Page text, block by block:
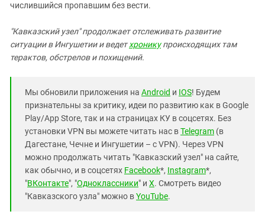
числившийся пропавшим без вести.
"Кавказский узел" продолжает отслеживать развитие
ситуации в Ингушетии и ведетхроникупроисходящих там
терактов, обстрелов и похищений.
Мы обновили приложения на Android и IOS! Будем
признательны за критику, идеи по развитию как в Google
Play/App Store, так и на страницах КУ в соцсетях. Без
установки VPN вы можете читать нас вTelegram (в
Дагестане, Чечне и Ингушетии – с VPN). Через VPN
можно продолжать читать "Кавказский узел" на сайте,
как обычно, и в соцсетях Facebook*, Instagram*,
"ВКонтакте", "Одноклассники" и X. Смотреть видео
"Кавказского узла" можно вYouTube.